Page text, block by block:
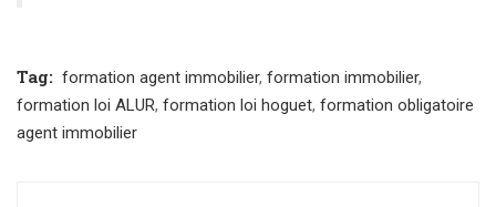
Tag: formation agent immobilier, formation immobilier,
formation loi ALUR, formation loi hoguet, formation obligatoire
agent immobilier